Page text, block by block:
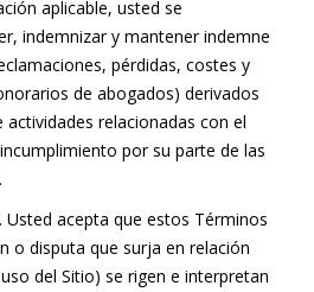
aplicable, usted se
indemnizar y mantener indemne
pérdidas, costes y
de abogados) derivados
relacionadas con el
por su parte de las
Usted acepta que estos Términos
o disputa que surja en relación
del Sitio) se rigen e interpretan